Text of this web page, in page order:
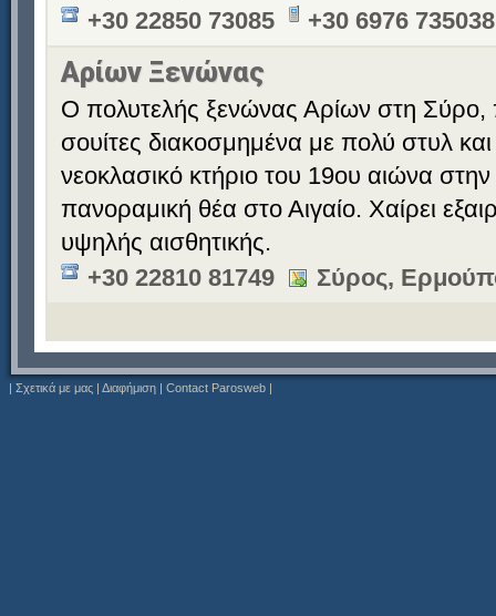
+30 22850 73085
+30 6976 735038
Αρίων Ξενώνας
Ο πολυτελής ξενώνας Αρίων στη Σύρο,
σουίτες διακοσμημένα με πολύ στυλ και
νεοκλασικό κτήριο του 19ου αιώνα
πανοραμική θέα στο Αιγαίο. Χαίρει
υψηλής αισθητικής.
+30 22810 81749
Σύρος,
| Σχετικά με μας | Διαφήμιση | Contact Parosweb |